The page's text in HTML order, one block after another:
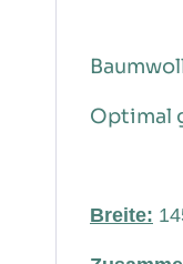
Optimal
Breite: